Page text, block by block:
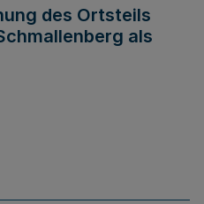
des Ortsteils
als